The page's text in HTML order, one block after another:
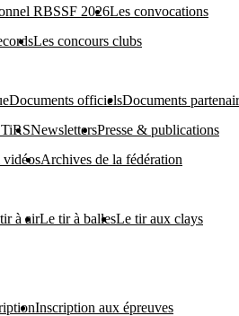
RBSSF 2026Les convocations
Les concours clubs
Documents officielsDocuments
NewslettersPresse & publications
vidéosArchives de la fédération
à airLe tir à ballesLe tir aux clays
Inscription aux épreuves